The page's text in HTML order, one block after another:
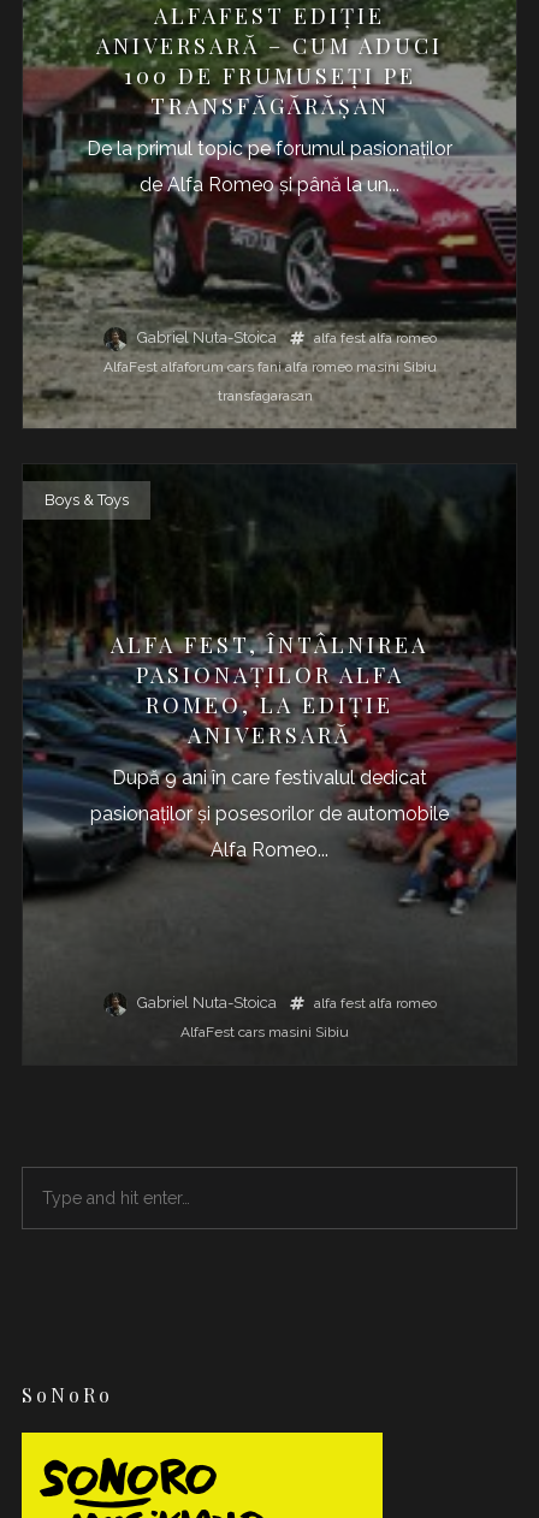
ALFAFEST EDIŢIE
ANIVERSARĂ – CUM ADUCI
100 DE FRUMUSEŢI PE
TRANSFĂGĂRĂŞAN
De la primul topic pe forumul pasionaţilor
de Alfa Romeo şi până la un...
Gabriel Nuta-Stoica alfa fest alfa romeo
AlfaFest alfaforum cars fani alfa romeo masini Sibiu
transfagarasan
Boys & Toys
ALFA FEST, ÎNTÂLNIREA
PASIONAŢILOR ALFA
ROMEO, LA EDIŢIE
ANIVERSARĂ
După 9 ani în care festivalul dedicat
pasionaților și posesorilor de automobile
Alfa Romeo...
Gabriel Nuta-Stoica alfa fest alfa romeo
AlfaFest cars masini Sibiu
SoNoRo